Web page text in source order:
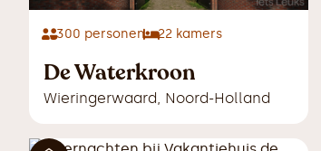
300 personen 22 kamers
De Waterkroon
Wieringerwaard, Noord-Holland